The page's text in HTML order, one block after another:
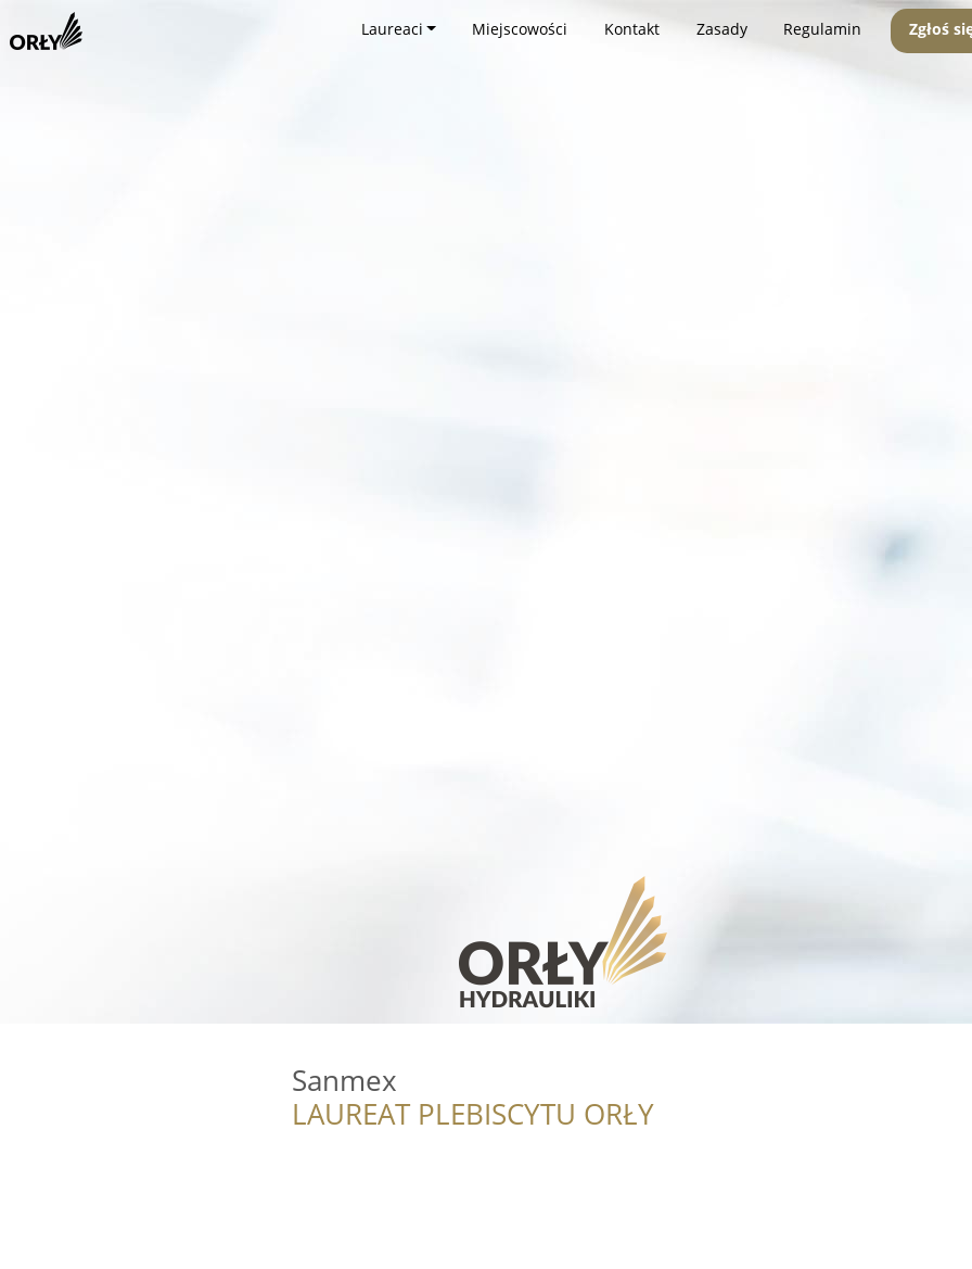
Laureaci Miejscowości Kontakt Zasady Regulamin Zgłoś
Sanmex
LAUREAT PLEBISCYTU ORŁY